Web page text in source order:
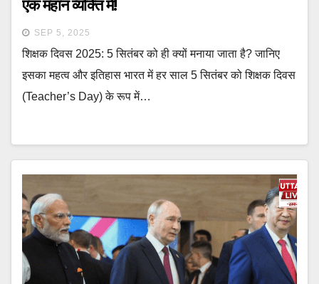
एक महान व्यक्ति में!
SEP 5, 2025
शिक्षक दिवस 2025: 5 सितंबर को ही क्यों मनाया जाता है? जानिए
इसका महत्व और इतिहास भारत में हर साल 5 सितंबर को शिक्षक दिवस
(Teacher’s Day) के रूप में…